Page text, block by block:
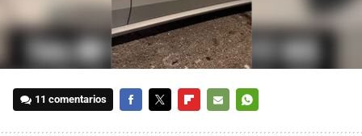
11 comentarios